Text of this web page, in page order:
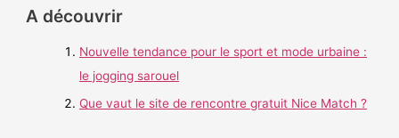
A découvrir
Nouvelle tendance pour le sport et mode urbaine :
le jogging sarouel
Que vaut le site de rencontre gratuit Nice Match ?